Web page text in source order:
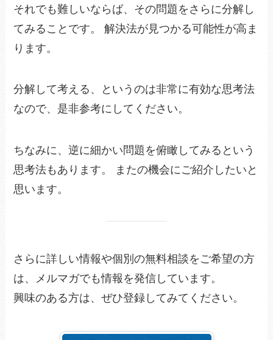
それでも難しいならば、その問題をさらに分解し
てみることです。 解決法が見つかる可能性が高ま
ります。
分解して考える、というのは非常に有効な思考法
なので、是非参考にしてください。
ちなみに、逆に細かい問題を俯瞰してみるという
思考法もあります。 またの機会にご紹介したいと
思います。
さらに詳しい情報や個別の無料相談をご希望の方
は、メルマガでも情報を発信しています。
興味のある方は、ぜひ登録してみてください。